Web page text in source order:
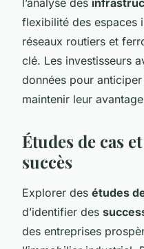
flexibilité des espaces
réseaux routiers et
clé. Les investisseurs
données pour anticiper
maintenir leur
Études de cas
succès
Explorer des études
d’identifier des
des entreprises